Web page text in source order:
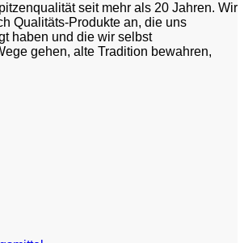
seit mehr als 20 Jahren. Wir
Qualitäts-Produkte an, die uns
haben und die wir selbst
gehen, alte Tradition bewahren,